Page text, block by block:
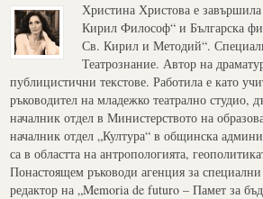
Христина Христова е
Кирил Философ“ и Българска
Св. Кирил и Методий“.
Театрознание. Автор на
публицистични текстове. Работила е като
ръководител на младежко театрално студио,
началник отдел в Министерството на
началник отдел „Култура“ в общинска
са в областта на антропологията,
Понастоящем ръководи агенция за
редактор на „Memoria de futuro – Памет за